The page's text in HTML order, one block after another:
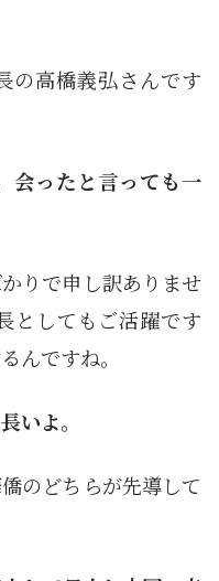
の高橋義弘さんです
会ったと言っても一
りで申し訳ありませ
としてもご活躍です
んですね。
いよ。
のどちらが先導して